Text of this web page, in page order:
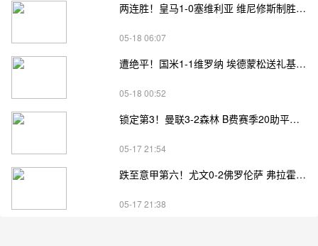
两连胜！皇马1-0塞维利亚 维尼修斯制胜马斯坦托诺中柱姆总失良机
05-18 06:07
遭绝平！国米1-1维罗纳 埃德蒙松送礼基隆·鲍伊绝平劳塔罗失良机
05-18 00:52
锁定第3！曼联3-2森林 B费赛季20助平英超纪录 卡塞米罗主场告别
05-17 21:54
跌至意甲第六！尤文0-2佛罗伦萨 弗拉霍维奇、麦肯尼进球被吹
05-17 21:38